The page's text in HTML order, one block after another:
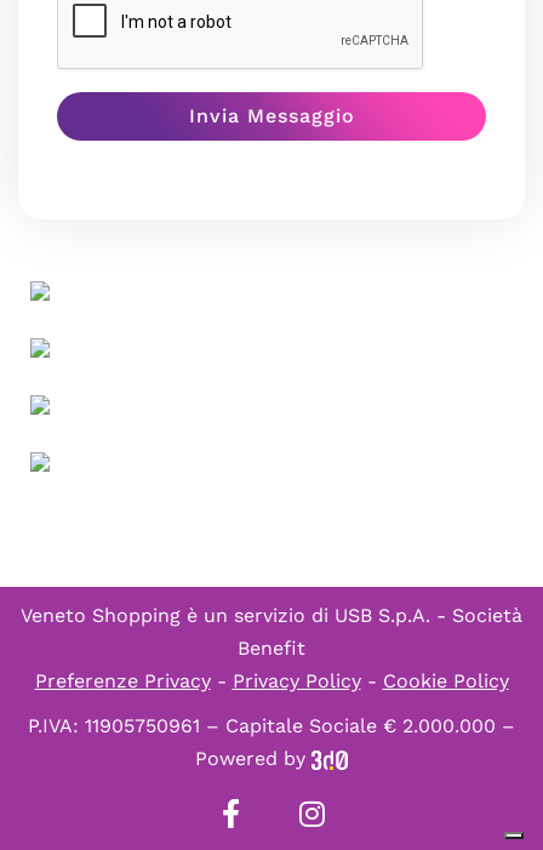
Veneto Shopping è un servizio di USB S.p.A. - Società
Benefit
Preferenze Privacy- Privacy Policy- Cookie Policy
P.IVA: 11905750961 – Capitale Sociale € 2.000.000 –
Powered by